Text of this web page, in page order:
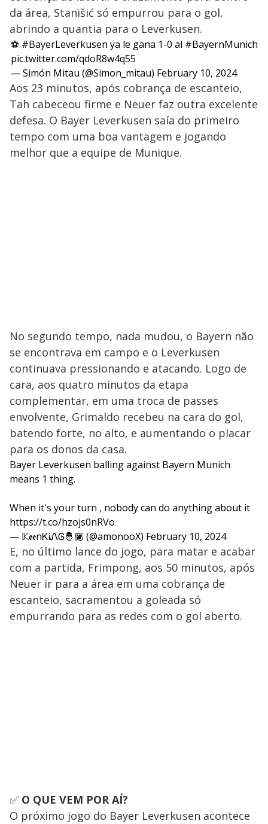
da área, Stanišić só empurrou para o gol,
abrindo a quantia para o Leverkusen.
⚽️ #BayerLeverkusen ya le gana 1-0 al #BayernMunich
pic.twitter.com/qdoR8w4q55
— Simón Mitau (@Simon_mitau) February 10, 2024
Aos 23 minutos, após cobrança de escanteio,
Tah cabeceou firme e Neuer faz outra excelente
defesa. O Bayer Leverkusen saía do primeiro
tempo com uma boa vantagem e jogando
melhor que a equipe de Munique.
No segundo tempo, nada mudou, o Bayern não
se encontrava em campo e o Leverkusen
continuava pressionando e atacando. Logo de
cara, aos quatro minutos da etapa
complementar, em uma troca de passes
envolvente, Grimaldo recebeu na cara do gol,
batendo forte, no alto, e aumentando o placar
para os donos da casa.
Bayer Leverkusen balling against Bayern Munich
means 1 thing.
When it's your turn , nobody can do anything about it
https://t.co/hzojs0nRVo
— 𝕂𝖊𝖊nᏦᎥᏁᎶ🤴🏿 (@amonooX) February 10, 2024
E, no último lance do jogo, para matar e acabar
com a partida, Frimpong, aos 50 minutos, após
Neuer ir para a área em uma cobrança de
escanteio, sacramentou a goleada só
empurrando para as redes com o gol aberto.
✅ O QUE VEM POR AÍ?
O próximo jogo do Bayer Leverkusen acontece